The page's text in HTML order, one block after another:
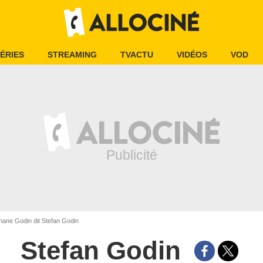
STREAMING TVACTU VIDÉOS VOD
Godin dit Stefan Godin
Stefan Godin